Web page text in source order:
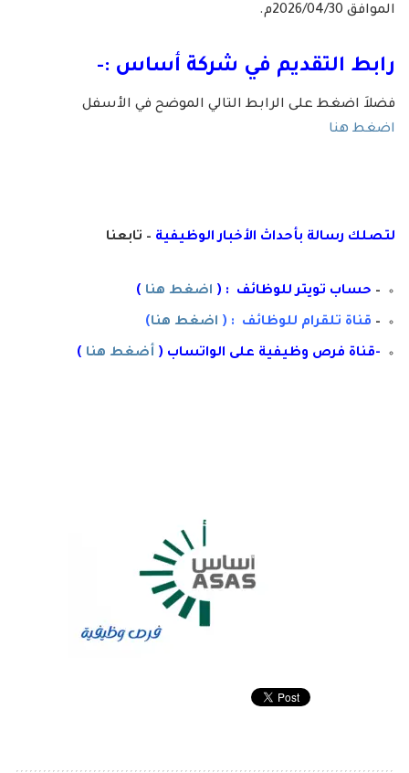
الموافق 2026/04/30م.
رابط التقديم في شركة أساس :-
فضلاَ اضغط على الرابط التالي الموضح في الأسفل
اضغط هنا
لتصلك رسالة بأحداث الأخبار الوظيفية – تابعنا
– حساب تويتر للوظائف : ( اضغط هنا )
– قناة تلقرام للوظائف : ( اضغط هنا)
-قناة فرص وظيفية على الواتساب ( أضغط هنا )